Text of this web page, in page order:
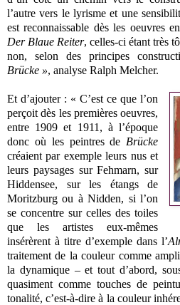
l’autre vers le lyrisme et une
est reconnaissable dès les oeuvres
Der Blaue Reiter, celles-ci étant très
non, selon des principes
Brücke », analyse Ralph Melcher.
Et d’ajouter : « C’est ce que l’on
perçoit dès les premières oeuvres,
entre 1909 et 1911, à l’époque
donc où les peintres de Brücke
créaient par exemple leurs nus et
leurs paysages sur Fehmarn, sur
Hiddensee, sur les étangs de
Moritzburg ou à Nidden, si l’on
se concentre sur celles des toiles
que les artistes eux-mêmes
insérèrent à titre d’exemple dans l’
traitement de la couleur comme
la dynamique – et tout d’abord,
quasiment comme touches de
tonalité, c’est-à-dire à la couleur